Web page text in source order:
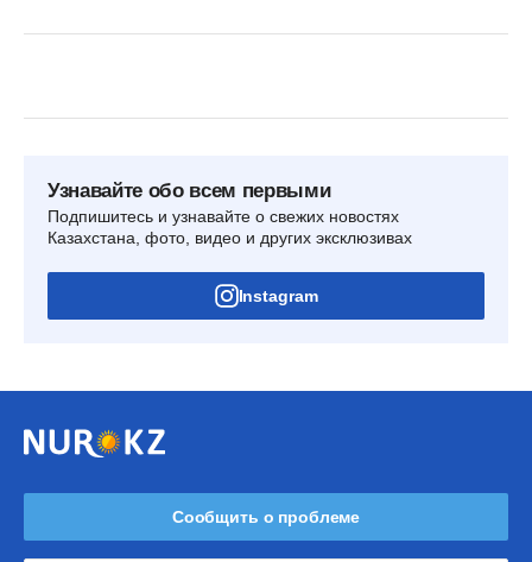
Узнавайте обо всем первыми
Подпишитесь и узнавайте о свежих новостях
Казахстана, фото, видео и других эксклюзивах
Instagram
Сообщить о проблеме